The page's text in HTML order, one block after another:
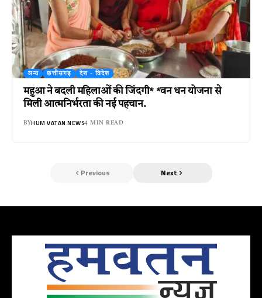
अन्य छत्तीसगढ़ देश - विदेश
महुआ ने बदली महिलाओं की जिंदगी* *वन धन योजना से
मिली आत्मनिर्भरता की नई पहचान.
BYHUM VATAN NEWS4 MIN READ
Previous Next